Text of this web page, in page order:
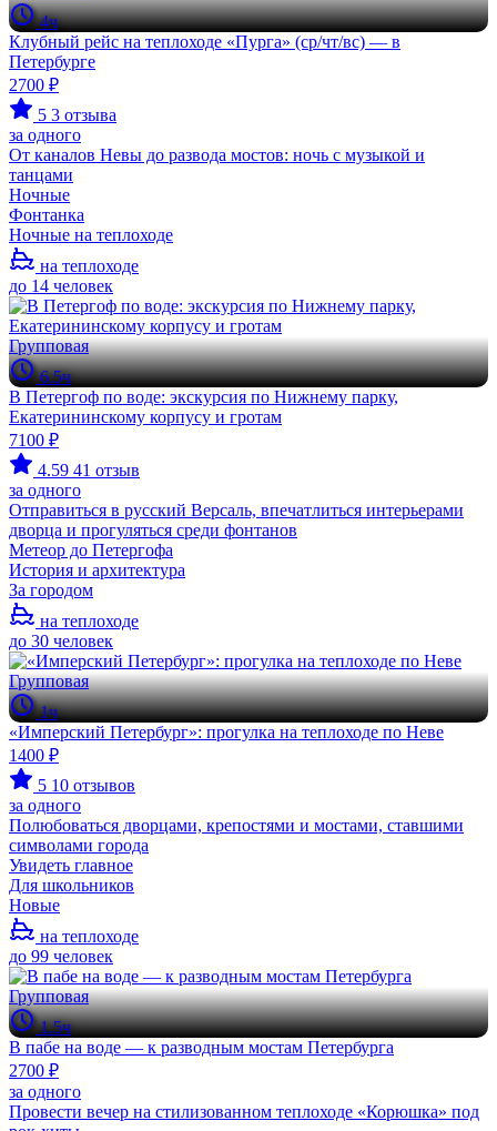
4ч
Клубный рейс на теплоходе «Пурга» (ср/чт/вс) — в
Петербурге
2700 ₽
5 3 отзыва
за одного
От каналов Невы до развода мостов: ночь с музыкой и
танцами
Ночные
Фонтанка
Ночные на теплоходе
на теплоходе
до 14 человек
Групповая
6.5ч
В Петергоф по воде: экскурсия по Нижнему парку,
Екатерининскому корпусу и гротам
7100 ₽
4.59 41 отзыв
за одного
Отправиться в русский Версаль, впечатлиться интерьерами
дворца и прогуляться среди фонтанов
Метеор до Петергофа
История и архитектура
За городом
на теплоходе
до 30 человек
Групповая
1ч
«Имперский Петербург»: прогулка на теплоходе по Неве
1400 ₽
5 10 отзывов
за одного
Полюбоваться дворцами, крепостями и мостами, ставшими
символами города
Увидеть главное
Для школьников
Новые
на теплоходе
до 99 человек
Групповая
1.5ч
В пабе на воде — к разводным мостам Петербурга
2700 ₽
за одного
Провести вечер на стилизованном теплоходе «Корюшка» под